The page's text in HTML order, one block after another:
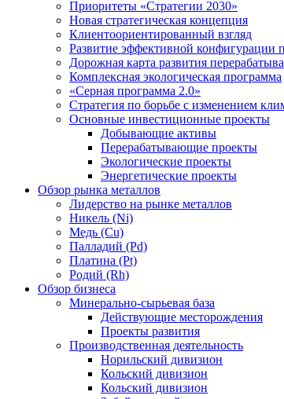
Приоритеты «Стратегии 2030»
Новая стратегическая концепция
Клиентоориентированный взгляд
Развитие эффективной
Дорожная карта развития
Комплексная экологическая программа
«Серная программа 2.0»
Стратегия по борьбе с изменением
Основные инвестиционные проекты
Добывающие активы
Перерабатывающие проекты
Экологические проекты
Энергетические проекты
Обзор рынка металлов
Лидерство на рынке металлов
Никель (Ni)
Медь (Cu)
Палладий (Pd)
Платина (Pt)
Родий (Rh)
Обзор бизнеса
Минерально-сырьевая база
Действующие месторождения
Проекты развития
Производственная деятельность
Норильский дивизион
Кольский дивизион
Кольский дивизион